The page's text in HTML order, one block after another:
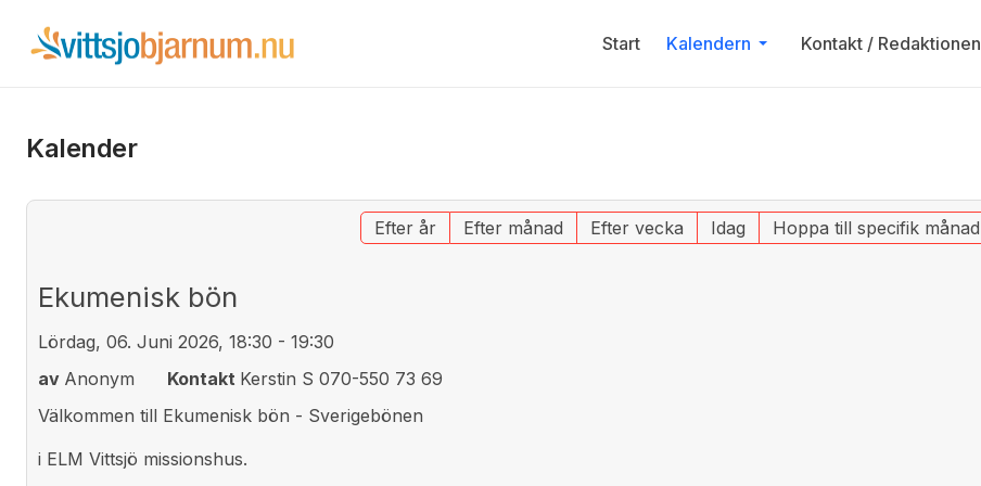
Start Kalendern Kontakt / Redaktionen
Kalender
Efter år Efter månad Efter vecka Idag Hoppa till specifik månad
Ekumenisk bön
Lördag, 06. Juni 2026, 18:30 - 19:30
av Anonym Kontakt Kerstin S 070-550 73 69
Välkommen till Ekumenisk bön - Sverigebönen
i ELM Vittsjö missionshus.